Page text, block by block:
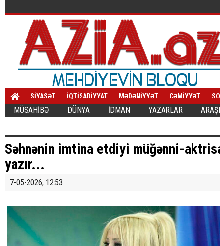
SİYASƏT İQTİSADİYYAT MƏDƏNİYYƏT CƏMİYYƏT
MÜSAHİBƏ DÜNYA İDMAN YAZARLAR
Səhnənin imtina etdiyi müğənni-
yazır...
7-05-2026, 12:53